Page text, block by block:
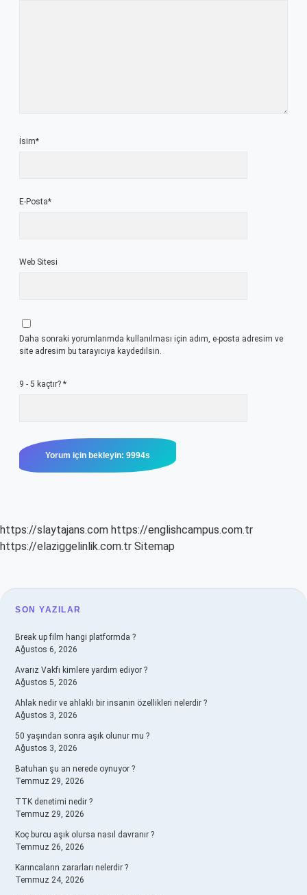
İsim*
E-Posta*
Web Sitesi
Daha sonraki yorumlarımda kullanılması için adım, e-posta adresim ve
site adresim bu tarayıcıya kaydedilsin.
9 - 5 kaçtır? *
https://slaytajans.com https://englishcampus.com.tr
https://elaziggelinlik.com.tr Sitemap
SIDEBAR
SON YAZILAR
Break up film hangi platformda ?
Ağustos 6, 2026
Avarız Vakfı kimlere yardım ediyor ?
Ağustos 5, 2026
Ahlak nedir ve ahlaklı bir insanın özellikleri nelerdir ?
Ağustos 3, 2026
50 yaşından sonra aşık olunur mu ?
Ağustos 3, 2026
Batuhan şu an nerede oynuyor ?
Temmuz 29, 2026
TTK denetimi nedir ?
Temmuz 29, 2026
Koç burcu aşık olursa nasıl davranır ?
Temmuz 26, 2026
Karıncaların zararları nelerdir ?
Temmuz 24, 2026